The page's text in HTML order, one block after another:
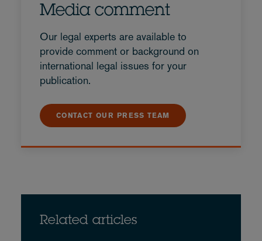
Media comment
Our legal experts are available to
provide comment or background on
international legal issues for your
publication.
CONTACT OUR PRESS TEAM
Related articles